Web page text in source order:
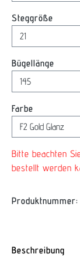
Steggröße
Bügellänge
Farbe
Bitte beachten
bestellt werden
Produktnummer:
Beschreibung